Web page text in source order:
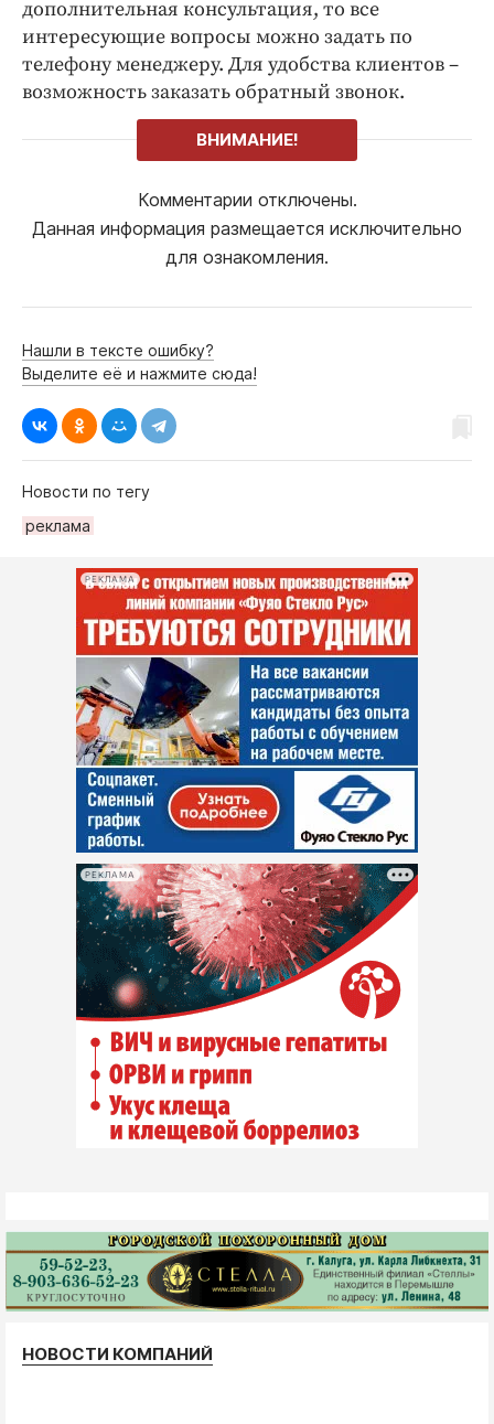
дополнительная консультация, то все
интересующие вопросы можно задать по
телефону менеджеру. Для удобства клиентов –
возможность заказать обратный звонок.
ВНИМАНИЕ!
Комментарии отключены.
Данная информация размещается исключительно
для ознакомления.
Нашли в тексте ошибку?
Выделите её и нажмите сюда!
Новости по тегу
рeклама
РЕКЛАМА
РЕКЛАМА
НОВОСТИ КОМПАНИЙ